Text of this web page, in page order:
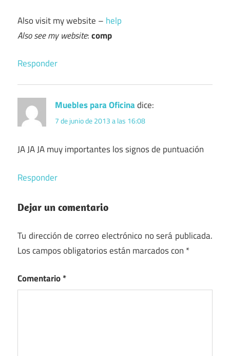
Also visit my website – help
Also see my website:comp
Responder
Muebles para Oficinadice:
7 de junio de 2013 a las 16:08
JA JA JA muy importantes los signos de puntuación
Responder
Dejar un comentario
Tu dirección de correo electrónico no será publicada.
Los campos obligatorios están marcados con *
Comentario*